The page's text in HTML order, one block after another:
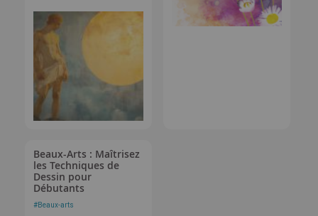
Beaux-Arts : Maîtrisez
les Techniques de
Dessin pour
Débutants
#Beaux-arts